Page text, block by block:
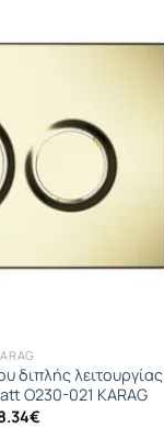
διπλής λειτουργίας
O230-021 KARAG
€